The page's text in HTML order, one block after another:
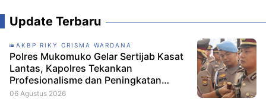
Update Terbaru
AKBP RIKY CRISMA WARDANA
Polres Mukomuko Gelar Sertijab Kasat
Lantas, Kapolres Tekankan
Profesionalisme dan Peningkatan
Pelayanan
06 Agustus 2026